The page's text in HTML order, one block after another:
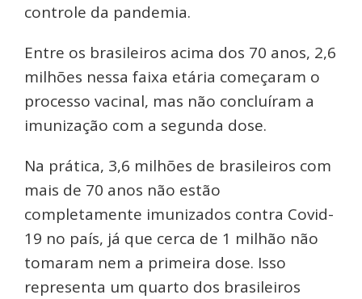
controle da pandemia.
Entre os brasileiros acima dos 70 anos, 2,6
milhões nessa faixa etária começaram o
processo vacinal, mas não concluíram a
imunização com a segunda dose.
Na prática, 3,6 milhões de brasileiros com
mais de 70 anos não estão
completamente imunizados contra Covid-
19 no país, já que cerca de 1 milhão não
tomaram nem a primeira dose. Isso
representa um quarto dos brasileiros